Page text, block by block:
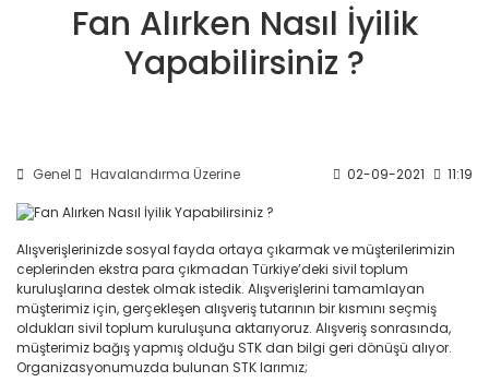
Fan Alırken Nasıl İyilik
Yapabilirsiniz ?
Genel Havalandırma Üzerine 02-09-2021 11:19
Alışverişlerinizde sosyal fayda ortaya çıkarmak ve müşterilerimizin
ceplerinden ekstra para çıkmadan Türkiye’deki sivil toplum
kuruluşlarına destek olmak istedik. Alışverişlerini tamamlayan
müşterimiz için, gerçekleşen alışveriş tutarının bir kısmını seçmiş
oldukları sivil toplum kuruluşuna aktarıyoruz. Alışveriş sonrasında,
müşterimiz bağış yapmış olduğu STK dan bilgi geri dönüşü alıyor.
Organizasyonumuzda bulunan STK larımız;